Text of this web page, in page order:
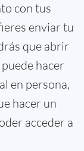
con tus
enviar tu
que abrir
hacer
en persona,
hacer un
acceder a